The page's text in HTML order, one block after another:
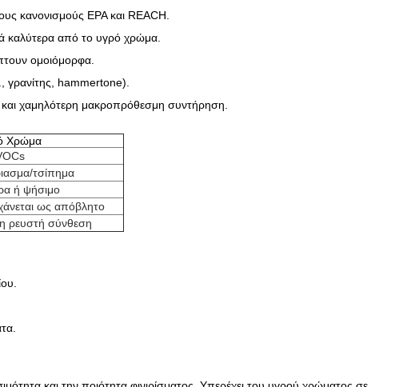
κανονισμούς EPA και REACH.
καλύτερα από το υγρό χρώμα.
ομοιόμορφα.
γρανίτης, hammertone).
χαμηλότερη μακροπρόθεσμη συντήρηση.
Χρώμα
τσίπημα
ή ψήσιμο
ως απόβλητο
ρευστή σύνθεση